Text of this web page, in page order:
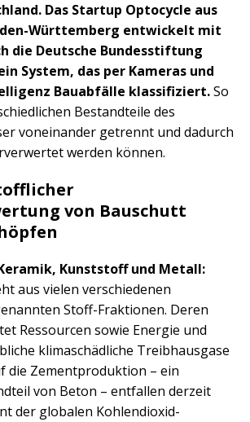
Das Startup Optocycle aus
Württemberg entwickelt mit
die Deutsche Bundesstiftung
System, das per Kameras und
Bauabfälle klassifiziert.So
Bestandteile des
voneinander getrennt und dadurch
werden können.
von Bauschutt
Kunststoff und Metall:
aus vielen verschiedenen
Stoff-Fraktionen. Deren
Ressourcen sowie Energie und
klimaschädliche Treibhausgase
die Zementproduktion – ein
von Beton – entfallen derzeit
der globalen Kohlendioxid-